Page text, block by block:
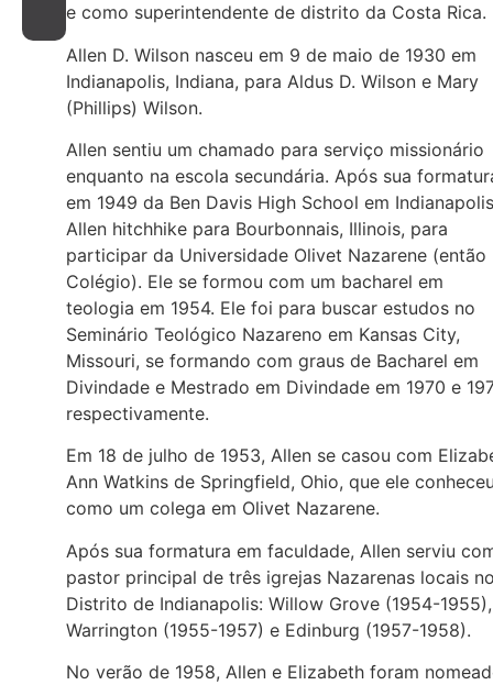
e como superintendente de distrito da Costa Rica.
Allen D. Wilson nasceu em 9 de maio de 1930 em
Indianapolis, Indiana, para Aldus D. Wilson e Mary
(Phillips) Wilson.
Allen sentiu um chamado para serviço missionário
enquanto na escola secundária. Após sua
em 1949 da Ben Davis High School em
Allen hitchhike para Bourbonnais, Illinois, para
participar da Universidade Olivet Nazarene (então
Colégio). Ele se formou com um bacharel em
teologia em 1954. Ele foi para buscar estudos no
Seminário Teológico Nazareno em Kansas City,
Missouri, se formando com graus de Bacharel em
Divindade e Mestrado em Divindade em 1970 e
respectivamente.
Em 18 de julho de 1953, Allen se casou com
Ann Watkins de Springfield, Ohio, que ele
como um colega em Olivet Nazarene.
Após sua formatura em faculdade, Allen serviu
pastor principal de três igrejas Nazarenas locais
Distrito de Indianapolis: Willow Grove (1954-1955),
Warrington (1955-1957) e Edinburg (1957-1958).
No verão de 1958, Allen e Elizabeth foram